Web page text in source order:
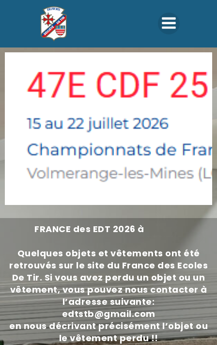
FRANCE des EDT 2026 à
Quelques objets et vêtements ont été
retrouvés sur le site du France des Ecoles
De Tir. Si vous avez perdu un objet ou un
vêtement, vous pouvez nous contacter à
l’adresse suivante:
edtstb@gmail.com
en nous décrivant précisément l’objet ou
le vêtement perdu !!